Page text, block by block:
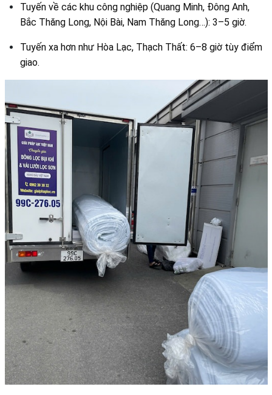
Tuyến về các khu công nghiệp (Quang Minh, Đông Anh,
Bắc Thăng Long, Nội Bài, Nam Thăng Long…): 3–5 giờ.
Tuyến xa hơn như Hòa Lạc, Thạch Thất: 6–8 giờ tùy điểm
giao.